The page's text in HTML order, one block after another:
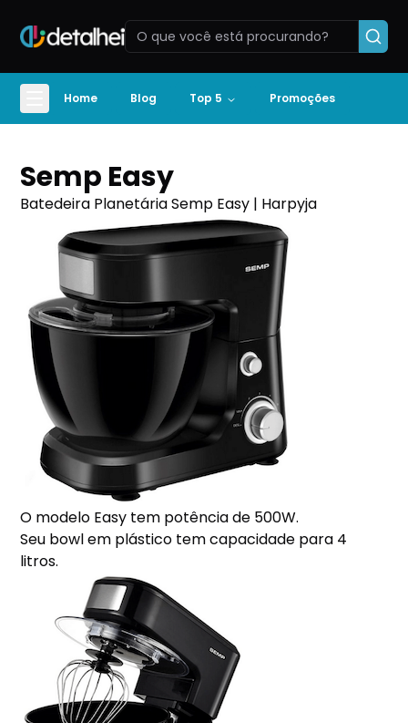
Home Blog Top 5 Promoções
Semp Easy
Batedeira Planetária Semp Easy | Harpyja
O modelo Easy tem potência de 500W.
Seu bowl em plástico tem capacidade para 4
litros.